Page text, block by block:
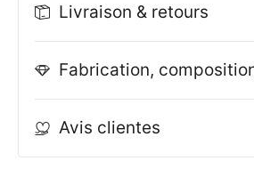
Livraison & retours
Fabrication,
Avis clientes